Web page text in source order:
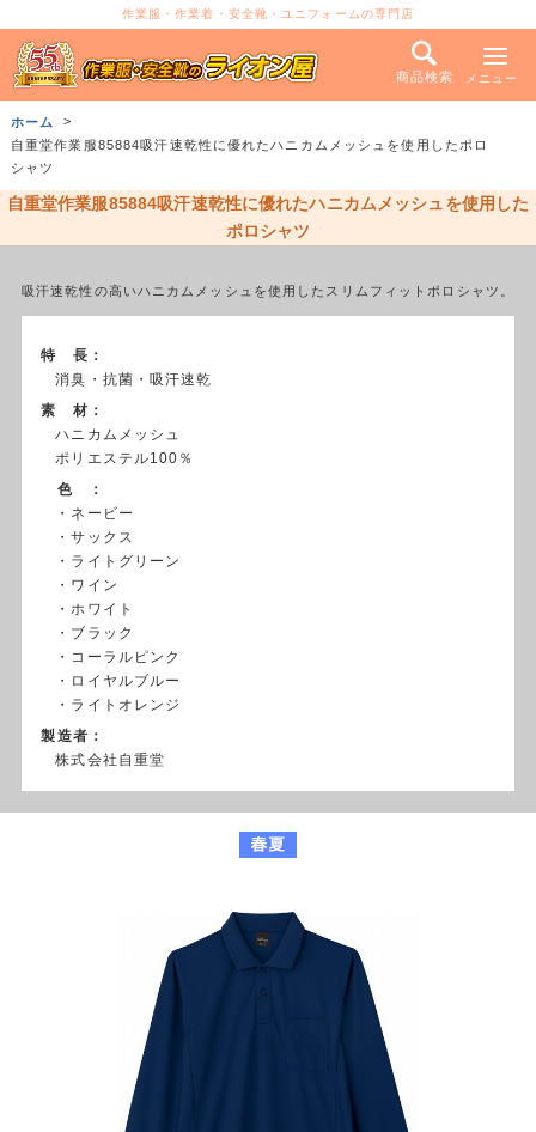
作業服・作業着・安全靴・ユニフォームの専門店
商品検索 メニュー
ホーム
自重堂作業服85884吸汗速乾性に優れたハニカムメッシュを使用したポロ
シャツ
自重堂作業服85884吸汗速乾性に優れたハニカムメッシュを使用した
ポロシャツ
吸汗速乾性の高いハニカムメッシュを使用したスリムフィットポロシャツ。
特 長：
消臭・抗菌・吸汗速乾
素 材：
ハニカムメッシュ
ポリエステル100％
色 ：
・ネービー
・サックス
・ライトグリーン
・ワイン
・ホワイト
・ブラック
・コーラルピンク
・ロイヤルブルー
・ライトオレンジ
製造者：
株式会社自重堂